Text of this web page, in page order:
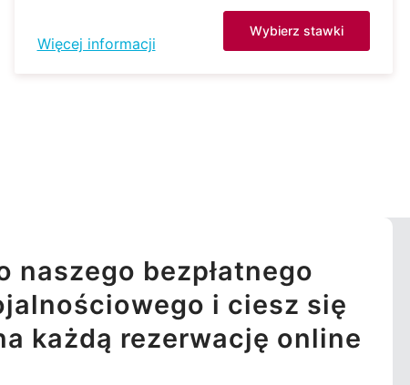
Więcej informacji
Wybierz stawki
naszego bezpłatnego
i ciesz się
każdą rezerwację online